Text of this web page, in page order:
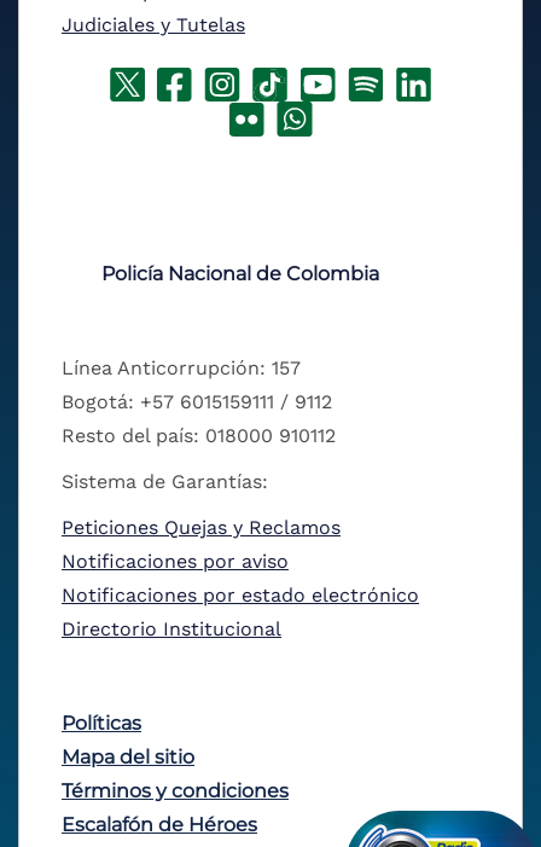
Judiciales y Tutelas
Policía Nacional de Colombia
Línea Anticorrupción: 157
Bogotá: +57 6015159111 / 9112
Resto del país: 018000 910112
Sistema de Garantías:
Peticiones Quejas y Reclamos
Notificaciones por aviso
Notificaciones por estado electrónico
Directorio Institucional
Políticas
Mapa del sitio
Términos y condiciones
Escalafón de Héroes